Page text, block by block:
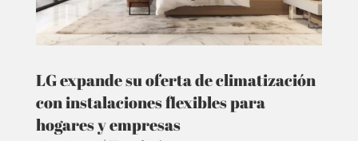
LG expande su oferta de climatización
con instalaciones flexibles para
hogares y empresas